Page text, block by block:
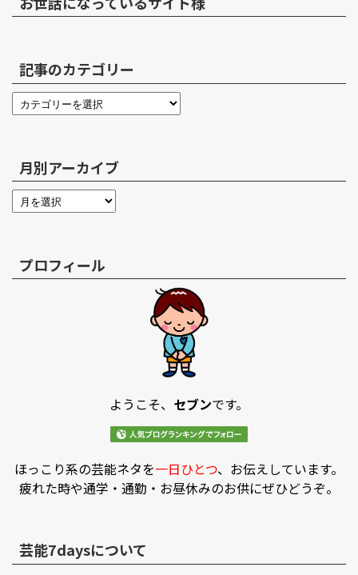
記事のカテゴリー
月別アーカイブ
プロフィール
ようこそ、 セブンです。
ほっこり系の芸能ネタを一日ひとつ、お伝えしています。
疲れた時や通学・通勤・お昼休みのお供にぜひどうぞ。
芸能7daysについて